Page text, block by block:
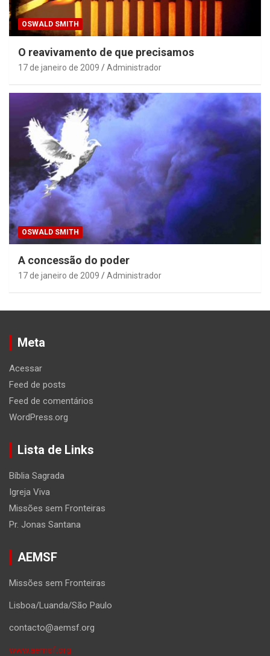
OSWALD SMITH
O reavivamento de que precisamos
17 de janeiro de 2009 Administrador
OSWALD SMITH
A concessão do poder
17 de janeiro de 2009 Administrador
Meta
Acessar
Feed de posts
Feed de comentários
WordPress.org
Lista de Links
Bíblia Sagrada
Igreja Viva
Missões sem Fronteiras
Pr. Jonas Santana
AEMSF
Missões sem Fronteiras
Lisboa/Luanda/São Paulo
contacto@aemsf.org
www.aemsf.org